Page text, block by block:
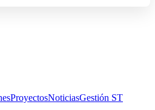
ProyectosNoticiasGestión ST